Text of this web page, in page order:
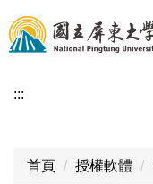
跳
到
主
內
:::
首頁 授權軟體